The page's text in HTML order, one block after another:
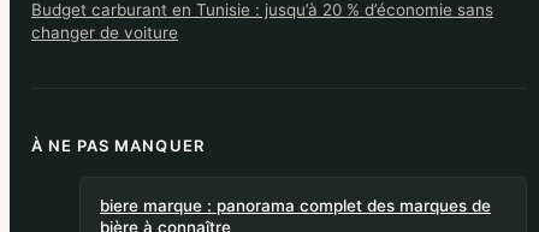
Budget carburant en Tunisie : jusqu’à 20 % d’économie sans
changer de voiture
À NE PAS MANQUER
biere marque : panorama complet des marques de
bière à connaître